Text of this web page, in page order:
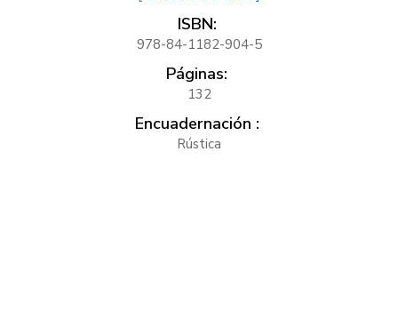
ISBN:
978-84-1182-904-5
Páginas:
132
Encuadernación :
Rústica